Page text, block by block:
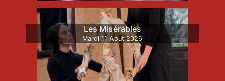
Les Misérables
Mardi 11 Aout 2026